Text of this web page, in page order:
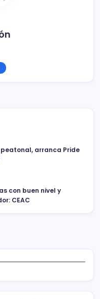
arranca Pride
con buen nivel y
CEAC